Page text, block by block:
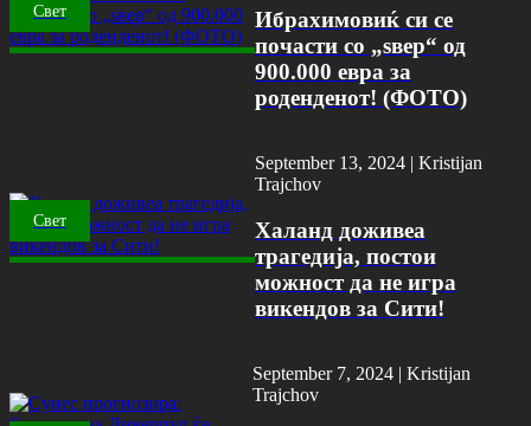
Свет
Ибрахимовиќ си се
почасти со „ѕвер“ од
900.000 евра за
роденденот! (ФОТО)
Свет
September 13, 2024 | Kristijan
Trajchov
Халанд доживеа
трагедија, постои
можност да не игра
викендов за Сити!
September 7, 2024 | Kristijan
Trajchov